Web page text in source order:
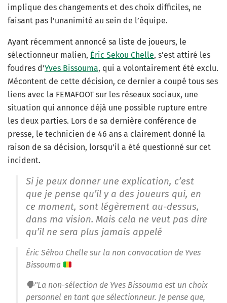
implique des changements et des choix difficiles, ne
faisant pas l’unanimité au sein de l’équipe.
Ayant récemment annoncé sa liste de joueurs, le
sélectionneur malien, Éric Sekou Chelle, s’est attiré les
foudres d’Yves Bissouma, qui a volontairement été exclu.
Mécontent de cette décision, ce dernier a coupé tous ses
liens avec la FEMAFOOT sur les réseaux sociaux, une
situation qui annonce déjà une possible rupture entre
les deux parties. Lors de sa dernière conférence de
presse, le technicien de 46 ans a clairement donné la
raison de sa décision, lorsqu’il a été questionné sur cet
incident.
Si je peux donner une explication, c’est
que je pense qu’il y a des joueurs qui, en
ce moment, sont légèrement au-dessus,
dans ma vision. Mais cela ne veut pas dire
qu’il ne sera plus jamais appelé
Éric Sékou Chelle sur la non convocation de Yves
Bissouma
🗣"La non-sélection de Yves Bissouma est un choix
personnel en tant que sélectionneur. Je pense que,